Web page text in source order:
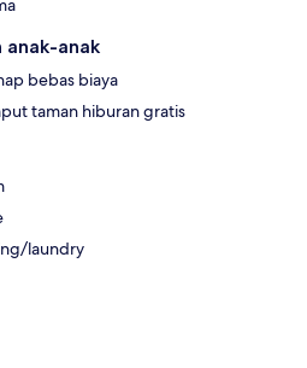
anak-anak
bebas biaya
taman hiburan gratis
laundry